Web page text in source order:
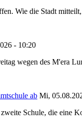
Wie die Stadt
- 10:20
wegen des M'era
ab Mi,
Schule, die eine